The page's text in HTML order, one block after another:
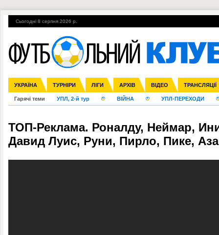
Сьогодні 8 серпня 2026 р.
УКРАЇНА ТУРНІРИ ЛІГИ АРХІВ ВІДЕО ТРАНСЛЯЦІЇ
Збірна Прем'єр-ліга Перша ліга Друга ліга Кубок України
Ліга чемпіонів Ліга Європи Міжнародні Ліга націй Ліга
Англія Іспанія Італія Німеччина Франція Інші
ЧС-2014 ЄВРО-2016 Росія Кубок конфедерацій ЧЄ-2015 (U-
Гарячі теми УПЛ, 2-й тур ВІЙНА УПЛ-ПЕРЕХОДИ
ТОП-Реклама. Роналду, Неймар,
Давид Луис, Руни, Пирло, Пике,